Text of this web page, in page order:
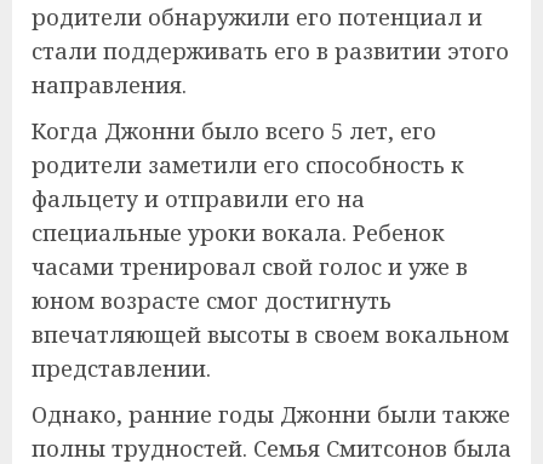
родители обнаружили его потенциал и
стали поддерживать его в развитии этого
направления.
Когда Джонни было всего 5 лет, его
родители заметили его способность к
фальцету и отправили его на
специальные уроки вокала. Ребенок
часами тренировал свой голос и уже в
юном возрасте смог достигнуть
впечатляющей высоты в своем вокальном
представлении.
Однако, ранние годы Джонни были также
полны трудностей. Семья Смитсонов была